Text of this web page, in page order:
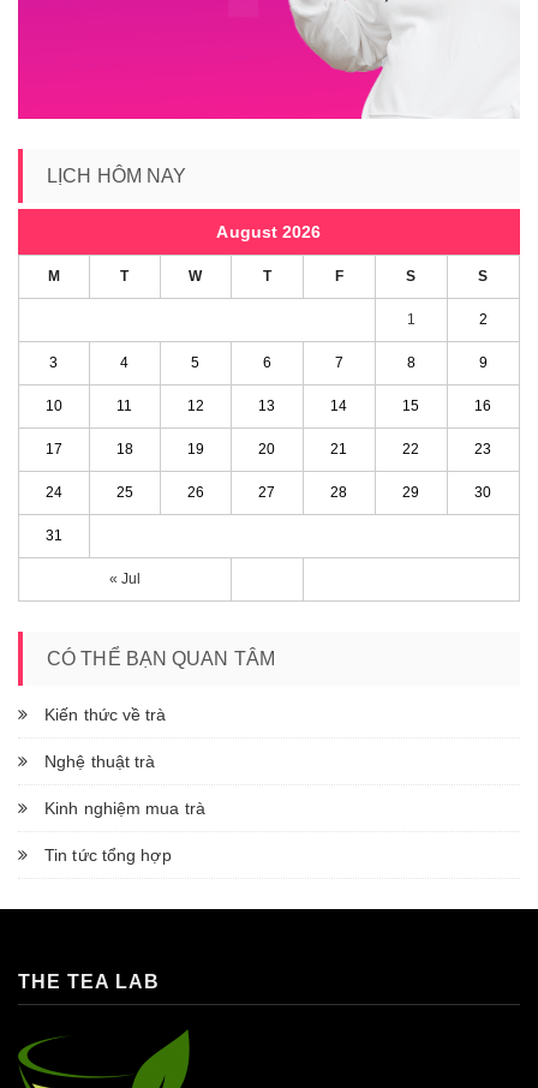
LỊCH HÔM NAY
August 2026
M T W T F S S
« Jul
1 2
3 4 5 6 7 8 9
10 11 12 13 14 15 16
17 18 19 20 21 22 23
24 25 26 27 28 29 30
31
CÓ THỂ BẠN QUAN TÂM
Kiến thức về trà
Nghệ thuật trà
Kinh nghiệm mua trà
Tin tức tổng hợp
THE TEA LAB